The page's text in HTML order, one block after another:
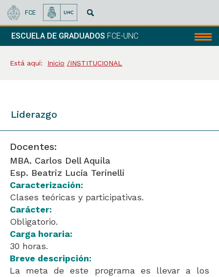
FCE
ESCUELA DE GRADUADOS FCE-UNC
Está aquí: Inicio INSTITUCIONAL
Liderazgo
Docentes:
MBA. Carlos Dell Aquila
Esp. Beatriz Lucía Terinelli
Caracterización:
Clases teóricas y participativas.
Carácter:
Obligatorio.
Carga horaria:
30 horas.
Breve descripción:
La meta de este programa es llevar a los